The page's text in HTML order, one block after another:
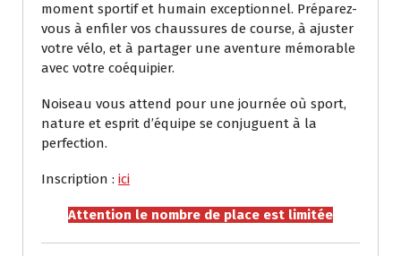
moment sportif et humain exceptionnel. Préparez-
vous à enfiler vos chaussures de course, à ajuster
votre vélo, et à partager une aventure mémorable
avec votre coéquipier.
Noiseau vous attend pour une journée où sport,
nature et esprit d’équipe se conjuguent à la
perfection.
Inscription : ici
Attention le nombre de place est limitée